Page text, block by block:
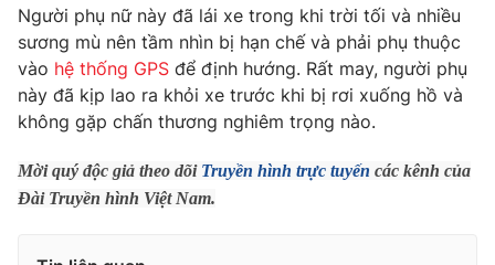
Thế giới đó đây
Câu chuyện quốc tế
Tài chính
Thị trường
Góc doanh nghiệp
Dữ liệu và đời sống
Truyền hình
Phim VTV
Hậu trường
Giải trí
Người phụ nữ này đã lái xe trong khi trời tối và nhiều
sương mù nên tầm nhìn bị hạn chế và phải phụ thuộc
vào hệ thống GPS để định hướng. Rất may, người phụ
này đã kịp lao ra khỏi xe trước khi bị rơi xuống hồ và
không gặp chấn thương nghiêm trọng nào.
Mời quý độc giả theo dõi Truyền hình trực tuyến các kênh của
Đài Truyền hình Việt Nam.